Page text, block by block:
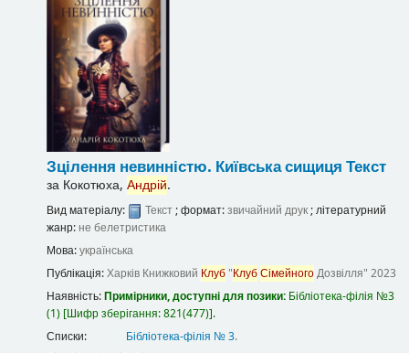
Зцілення невинністю. Київська сищиця Текст
за Кокотюха, Андрій.
Вид матеріалу: Текст; формат:звичайний друк; літературний
жанр: не белетристика
Мова:українська
Публікація:Харків Книжковий Клуб"КлубСімейногоДозвілля" 2023
Наявність:Примірники, доступні для позики: Бібліотека-філія №3
(1) Шифр зберігання:821(477) .
Списки:
Бібліотека-філія № 3.